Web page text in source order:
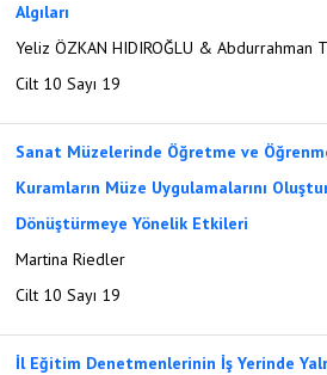
Algıları
Yeliz ÖZKAN HIDIROĞLU & Abdurrahman
Cilt 10 Sayı 19
Sanat Müzelerinde Öğretme ve
Kuramların Müze Uygulamalarını
Dönüştürmeye Yönelik Etkileri
Martina Riedler
Cilt 10 Sayı 19
İl Eğitim Denetmenlerinin İş Yerinde